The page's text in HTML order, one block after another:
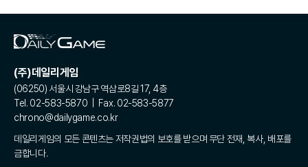
(주)데일리게임
(06250) 서울시 강남구 역삼로8길 17, 4층
Tel. 02-583-5870 | Fax. 02-583-5877
chrono@dailygame.co.kr
데일리게임의 모든 콘텐츠는 저작권법의 보호를 받으며 무단 전재, 복사, 배포를
금합니다.